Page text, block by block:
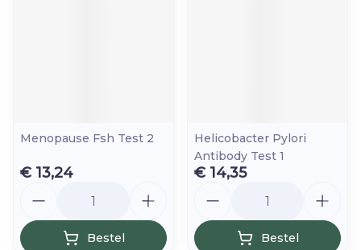
Menopause Fsh Test 2
€ 13,24
Bestel
Helicobacter Pylori
Antibody Test 1
€ 14,35
Bestel